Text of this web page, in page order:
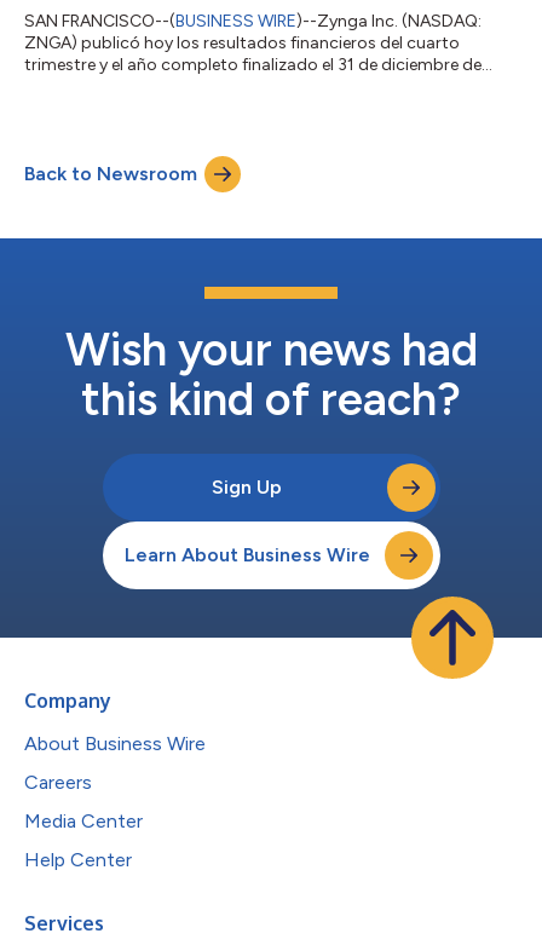
SAN FRANCISCO--(BUSINESS WIRE)--Zynga Inc. (NASDAQ:
ZNGA) publicó hoy los resultados financieros del cuarto
trimestre y el año completo finalizado el 31 de diciembre de
hasta la fecha, al mismo tiempo que llegamos a la audiencia
móvil más grande en la historia de Zynga”, señaló Frank Gibeau,
director ejecutivo de Zynga. “Estoy or...
Back to Newsroom
Wish your news had
this kind of reach?
Sign Up
Learn About Business Wire
Company
About Business Wire
Careers
Media Center
Help Center
Services